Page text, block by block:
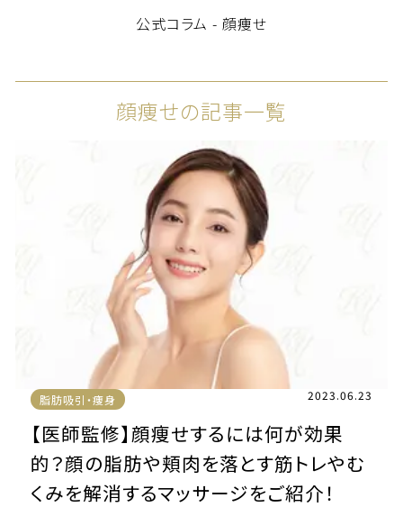
公式コラム - 顔痩せ
顔痩せの記事一覧
脂肪吸引・痩身 2023.06.23
【医師監修】顔痩せするには何が効果
的？顔の脂肪や頬肉を落とす筋トレやむ
くみを解消するマッサージをご紹介！